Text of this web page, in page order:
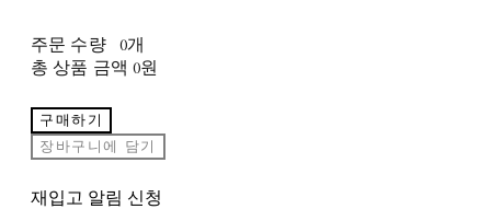
주문 수량
0개
총 상품 금액 0원
구매하기
장바구니에 담기
재입고 알림 신청